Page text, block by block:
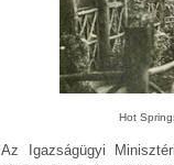
Hot
Az Igazságügyi